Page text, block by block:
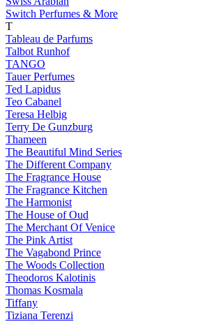
Switch Perfumes & More
T
Tableau de Parfums
Talbot Runhof
TANGO
Tauer Perfumes
Ted Lapidus
Teo Cabanel
Teresa Helbig
Terry De Gunzburg
Thameen
The Beautiful Mind Series
The Different Company
The Fragrance House
The Fragrance Kitchen
The Harmonist
The House of Oud
The Merchant Of Venice
The Pink Artist
The Vagabond Prince
The Woods Collection
Theodoros Kalotinis
Thomas Kosmala
Tiffany
Tiziana Terenzi